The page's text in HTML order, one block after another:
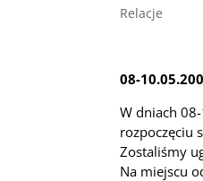
Relacje
08-
W dniach
rozpoczęciu
Zostaliśmy
Na miejscu